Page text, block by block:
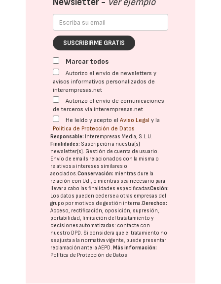
SUSCRIBIRME GRATIS
Marcar todos
Autorizo el envío de newsletters y
avisos informativos personalizados de
interempresas.net
Autorizo el envío de comunicaciones
de terceros vía interempresas.net
He leído y acepto elAviso Legal y la
Política de Protección de Datos
Responsable: Interempresas Media, S.L.U.
Finalidades: Suscripción a nuestra(s)
newsletter(s). Gestión de cuenta de usuario.
Envío de emails relacionados con la misma o
relativos a intereses similares o
asociados.Conservación: mientras dure la
relación con Ud., o mientras sea necesario para
llevar a cabo las finalidades especificadasCesión:
Los datos pueden cederse a otras empresas del
grupo por motivos de gestión interna. Derechos:
Acceso, rectificación, oposición, supresión,
portabilidad, limitación del tratatamiento y
decisiones automatizadas: contacte con
nuestro DPD. Si considera que el tratamiento no
se ajusta a la normativa vigente, puede presentar
reclamación ante laAEPD. Más información:
Política de Protección de Datos